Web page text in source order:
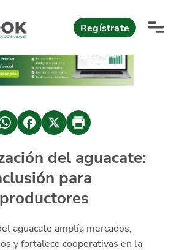
Regístrate
del aguacate:
para
aguacate amplía mercados,
y fortalece cooperativas en la